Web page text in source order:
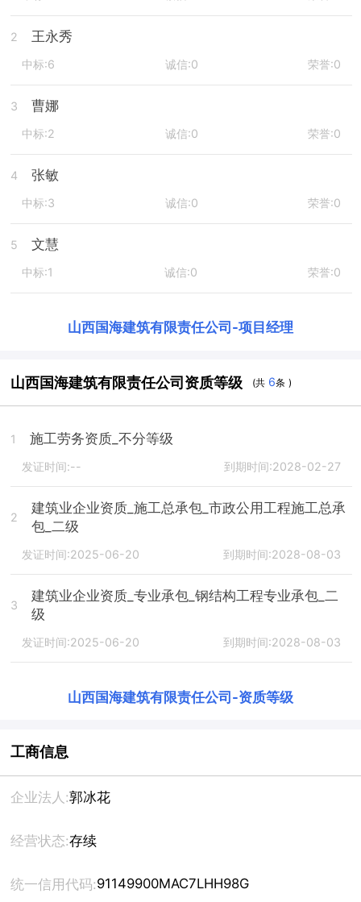
2 王永秀
中标:6 诚信:0 荣誉:0
3 曹娜
中标:2 诚信:0 荣誉:0
4 张敏
中标:3 诚信:0 荣誉:0
5 文慧
中标:1 诚信:0 荣誉:0
山西国海建筑有限责任公司 -项目经理
山西国海建筑有限责任公司资质等级 (共 6条 )
1 施工劳务资质_不分等级
发证时间:-- 到期时间:2028-02-27
2
建筑业企业资质_施工总承包_市政公用工程施工总承
包_二级
发证时间:2025-06-20 到期时间:2028-08-03
3
建筑业企业资质_专业承包_钢结构工程专业承包_二
级
发证时间:2025-06-20 到期时间:2028-08-03
山西国海建筑有限责任公司 -资质等级
工商信息
企业法人:郭冰花
经营状态:存续
统一信用代码:91149900MAC7LHH98G